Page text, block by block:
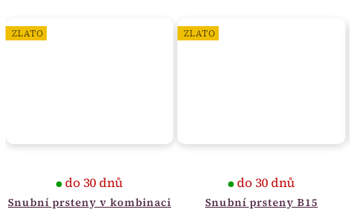
ZLATO
Snubní prsteny v kombinaci
do 30 dnů
ZLATO
Snubní prsteny B15
do 30 dnů